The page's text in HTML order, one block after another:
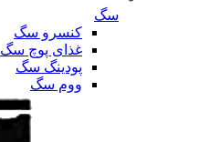
سگ
کنسرو سگ
غذای پوچ سگ
پودینگ سگ
ووم سگ